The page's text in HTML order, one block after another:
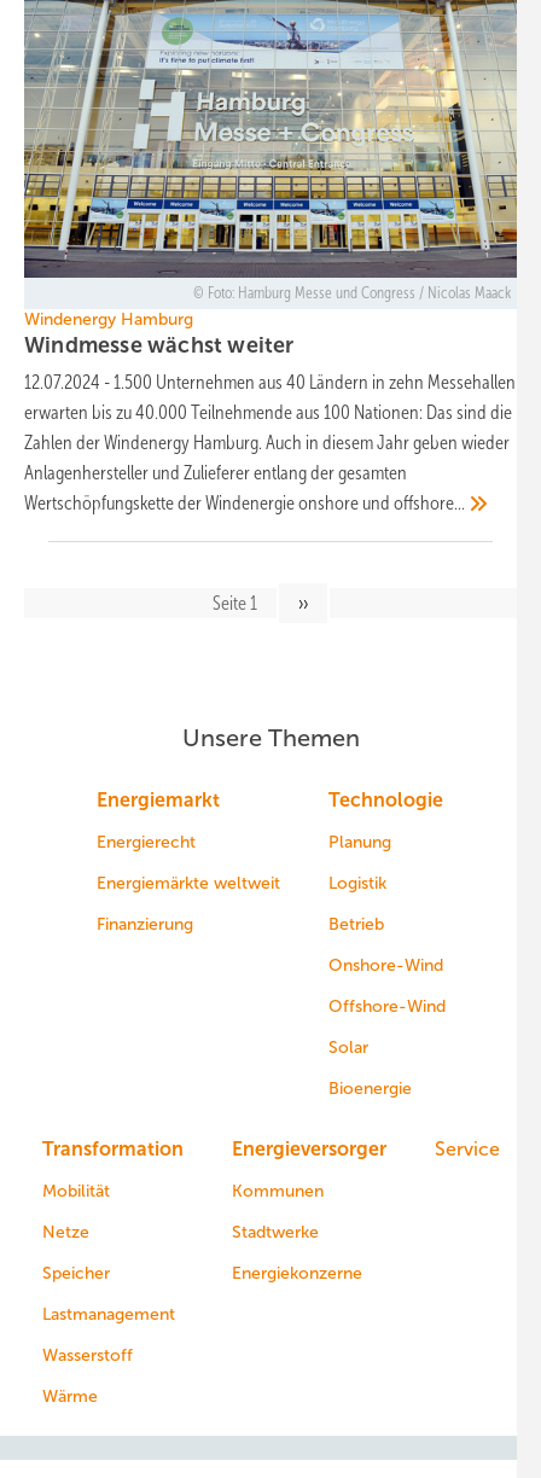
Foto: Hamburg Messe und Congress / Nicolas Maack
Windenergy Hamburg
Windmesse wächstweiter
12.07.2024 - 1.500 Unternehmen aus 40 Ländern in zehn Messehallen
erwarten bis zu 40.000 Teilnehmende aus 100 Nationen: Das sind die
Zahlen der Windenergy Hamburg. Auch in diesem Jahr geben wieder
Anlagenhersteller und Zulieferer entlang der gesamten
Wertschöpfungskette der Windenergie onshore und offshore...
Seite 1
Nächste
››
Unsere Themen
Energiemarkt
Energierecht
Energiemärkte weltweit
Finanzierung
Technologie
Planung
Logistik
Betrieb
Onshore-Wind
Offshore-Wind
Solar
Bioenergie
Transformation
Mobilität
Netze
Speicher
Lastmanagement
Wasserstoff
Wärme
Energieversorger
Kommunen
Stadtwerke
Energiekonzerne
Service